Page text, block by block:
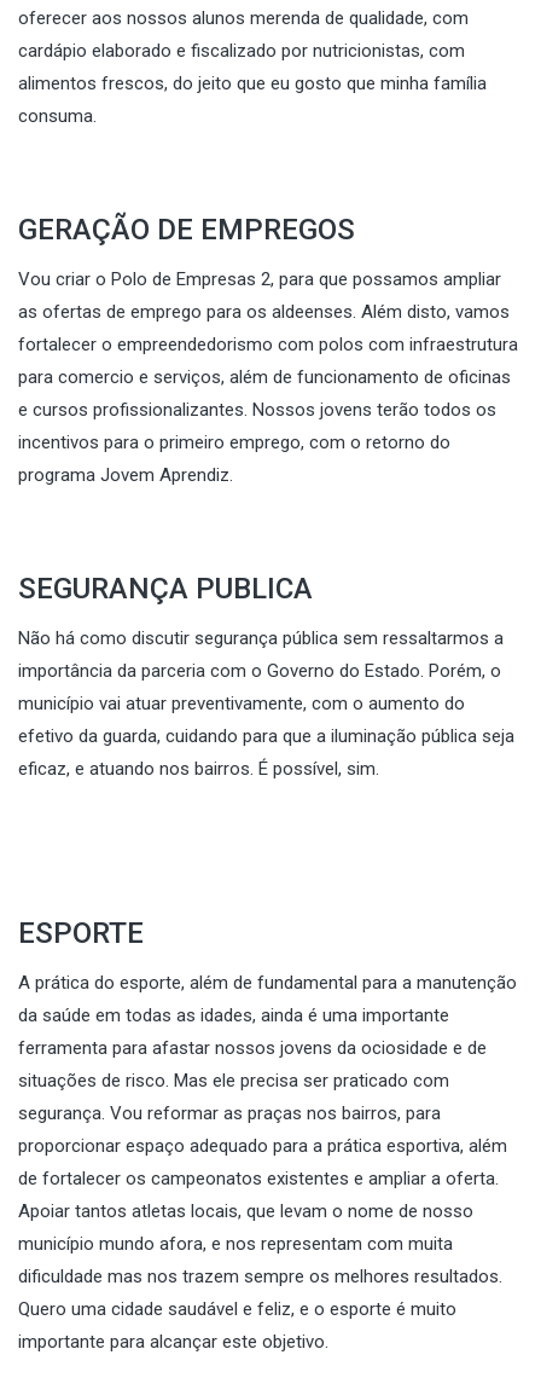
oferecer aos nossos alunos merenda de qualidade, com
cardápio elaborado e fiscalizado por nutricionistas, com
alimentos frescos, do jeito que eu gosto que minha família
consuma.
GERAÇÃO DE EMPREGOS
Vou criar o Polo de Empresas 2, para que possamos ampliar
as ofertas de emprego para os aldeenses. Além disto, vamos
fortalecer o empreendedorismo com polos com infraestrutura
para comercio e serviços, além de funcionamento de oficinas
e cursos profissionalizantes. Nossos jovens terão todos os
incentivos para o primeiro emprego, com o retorno do
programa Jovem Aprendiz.
SEGURANÇA PUBLICA
Não há como discutir segurança pública sem ressaltarmos a
importância da parceria com o Governo do Estado. Porém, o
município vai atuar preventivamente, com o aumento do
efetivo da guarda, cuidando para que a iluminação pública seja
eficaz, e atuando nos bairros. É possível, sim.
ESPORTE
A prática do esporte, além de fundamental para a manutenção
da saúde em todas as idades, ainda é uma importante
ferramenta para afastar nossos jovens da ociosidade e de
situações de risco. Mas ele precisa ser praticado com
segurança. Vou reformar as praças nos bairros, para
proporcionar espaço adequado para a prática esportiva, além
de fortalecer os campeonatos existentes e ampliar a oferta.
Apoiar tantos atletas locais, que levam o nome de nosso
município mundo afora, e nos representam com muita
dificuldade mas nos trazem sempre os melhores resultados.
Quero uma cidade saudável e feliz, e o esporte é muito
importante para alcançar este objetivo.